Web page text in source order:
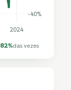
-40%
2024
82%das vezes